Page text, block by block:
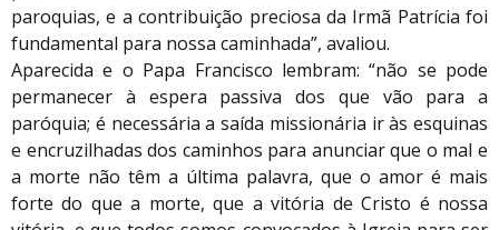
paroquias, e a contribuição preciosa da Irmã Patrícia foi
fundamental para nossa caminhada”, avaliou.
Aparecida e o Papa Francisco lembram: “não se pode
permanecer à espera passiva dos que vão para a
paróquia; é necessária a saída missionária ir às esquinas
e encruzilhadas dos caminhos para anunciar que o mal e
a morte não têm a última palavra, que o amor é mais
forte do que a morte, que a vitória de Cristo é nossa